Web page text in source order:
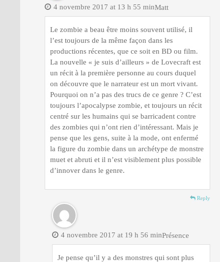
Matt
4 novembre 2017 at 13 h 55 min
Le zombie a beau être moins souvent utilisé, il
l’est toujours de la même façon dans les
productions récentes, que ce soit en BD ou film.
La nouvelle « je suis d’ailleurs » de Lovecraft est
un récit à la première personne au cours duquel
on découvre que le narrateur est un mort vivant.
Pourquoi on n’a pas des trucs de ce genre ? C’est
toujours l’apocalypse zombie, et toujours un récit
centré sur les humains qui se barricadent contre
des zombies qui n’ont rien d’intéressant. Mais je
pense que les gens, suite à la mode, ont enfermé
la figure du zombie dans un archétype de monstre
muet et abruti et il n’est visiblement plus possible
d’innover dans le genre.
Reply
Présence
4 novembre 2017 at 19 h 56 min
Je pense qu’il y a des monstres qui sont plus